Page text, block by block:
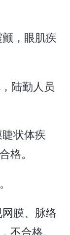
，眼肌疾
陆勤人员
状体疾
格。
膜、脉络
不合格。